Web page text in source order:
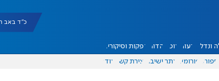
כ"ד באב תשפ"ו
ונדל"ן דעות אוכל יהדות הפקות וסיקורים
ספורט פורומים אתר ישיבה יצירת קשר עוד